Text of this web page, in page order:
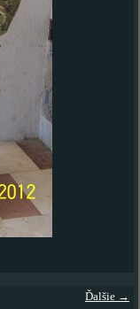
Ďalšie →